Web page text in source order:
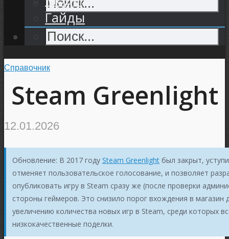
Гайды
Справочник
Steam Greenlight
12.01.2026
Обновление: В 2017 году Steam Greenlight был закрыт,
отменяет пользовательское голосование, и позволяет
опубликовать игру в Steam сразу же (после проверки
стороны геймеров. Это снизило порог вхождения в магазин
увеличению количества новых игр в Steam, среди которых
низкокачественные поделки.